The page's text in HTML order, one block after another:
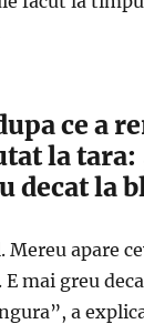
ce a
la
decat la
apare
mai greu
a